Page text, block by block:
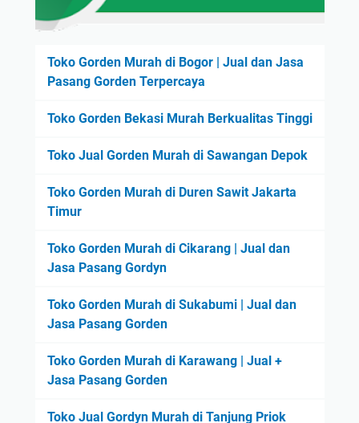
Toko Gorden Murah di Bogor | Jual dan Jasa
Pasang Gorden Terpercaya
Toko Gorden Bekasi Murah Berkualitas Tinggi
Toko Jual Gorden Murah di Sawangan Depok
Toko Gorden Murah di Duren Sawit Jakarta
Timur
Toko Gorden Murah di Cikarang | Jual dan
Jasa Pasang Gordyn
Toko Gorden Murah di Sukabumi | Jual dan
Jasa Pasang Gorden
Toko Gorden Murah di Karawang | Jual +
Jasa Pasang Gorden
Toko Jual Gordyn Murah di Tanjung Priok